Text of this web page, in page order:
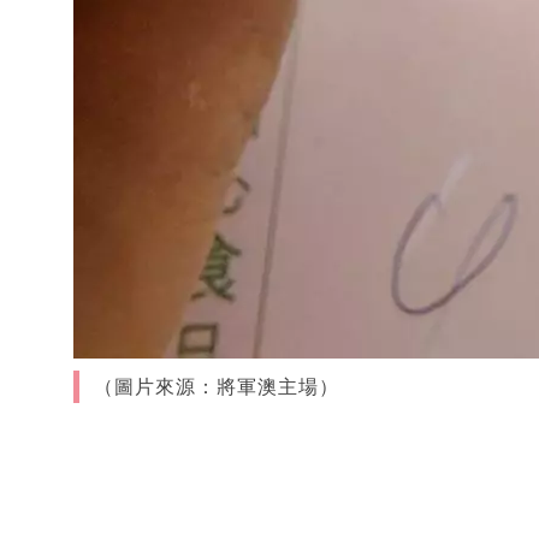
（圖片來源：將軍澳主場）